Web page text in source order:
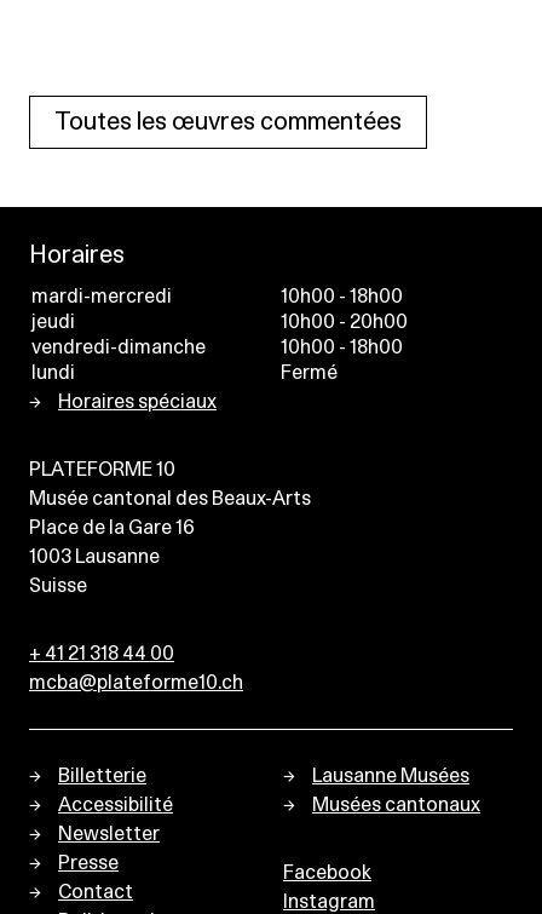
Toutes les œuvres commentées
Horaires
mardi-mercredi
10h00 - 18h00
jeudi
10h00 - 20h00
vendredi-dimanche
10h00 - 18h00
lundi
Fermé
Horaires spéciaux
PLATEFORME 10
Musée cantonal des Beaux-Arts
Place de la Gare 16
1003 Lausanne
Suisse
+ 41 21 318 44 00
mcba@plateforme10.ch
Billetterie
Accessibilité
Newsletter
Presse
Contact
Lausanne Musées
Musées cantonaux
Facebook
Instagram